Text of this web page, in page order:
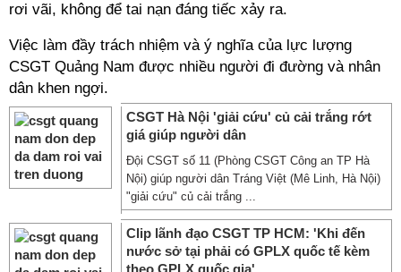
rơi vãi, không để tai nạn đáng tiếc xảy ra.
Việc làm đầy trách nhiệm và ý nghĩa của lực lượng
CSGT Quảng Nam được nhiều người đi đường và nhân
dân khen ngợi.
CSGT Hà Nội 'giải cứu' củ cải trắng rớt
giá giúp người dân
Đội CSGT số 11 (Phòng CSGT Công an TP Hà
Nội) giúp người dân Tráng Việt (Mê Linh, Hà Nội)
"giải cứu" củ cải trắng ...
Clip lãnh đạo CSGT TP HCM: 'Khi đến
nước sở tại phải có GPLX quốc tế kèm
theo GPLX quốc gia'